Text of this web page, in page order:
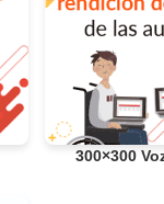
300×300